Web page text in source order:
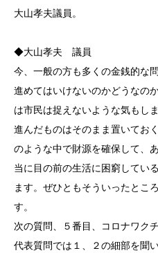
大山孝夫議員。
◆大山孝夫 議員
今、一般の方も多くの金銭的な
進めてはいけないのかどうなの
は市民は捉えないような気もし
進んだものはそのまま置いてお
のような中で財源を確保して、
当に目の前の生活に困窮してい
ます。ぜひともそういったとこ
す。
次の質問、５番目、コロナワク
代表質問では１、２の細部を聞